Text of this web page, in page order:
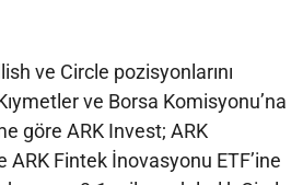
ve Circle pozisyonlarını
ve Borsa Komisyonu’na
göre ARK Invest; ARK
ARK Fintek İnovasyonu ETF’ine